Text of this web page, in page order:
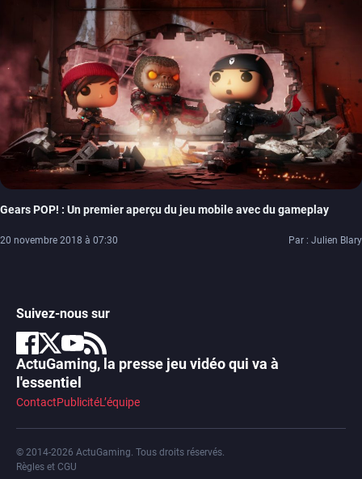
Gears POP! : Un premier aperçu du jeu mobile avec du gameplay
20 novembre 2018 à 07:30 Par : Julien Blary
Suivez-nous sur
ActuGaming, la presse jeu vidéo qui va à
l'essentiel
ContactPublicitéL’équipe
© 2014-2026 ActuGaming. Tous droits réservés.
Règles et CGU